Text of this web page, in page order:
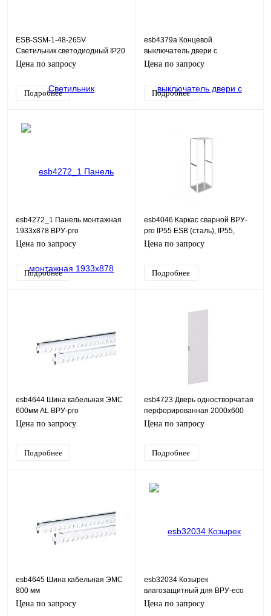
ESB-SSM-1-48-265V
Светильник светодиодный IP20
48-265V (магнит/креп)
Цена по запросу
Подробнее
esb4379a Концевой
выключатель двери с
регулируемой роликовой
Цена по запросу
Подробнее
esb4272_1 Панель монтажная
1933х878 ВРУ-pro
2000х1000хХХХ (2,0 мм)
Цена по запросу
Подробнее
esb4046 Каркас сварной ВРУ-
pro IP55 ESB (сталь), IP55,
600х1600х600 (ШхВхГ)
Цена по запросу
Подробнее
esb4644 Шина кабельная ЭМС
600мм AL ВРУ-pro
ХХХх600хХХХ ESB
Цена по запросу
Подробнее
esb4723 Дверь одностворчатая
перфорированная 2000х600
ВРУ-pro ESB
Цена по запросу
Подробнее
esb4645 Шина кабельная ЭМС
800 мм
Цена по запросу
esb32034 Козырек
влагозащитный для ВРУ-eco
(Ш2) 500х300x1,0 IP65
Цена по запросу